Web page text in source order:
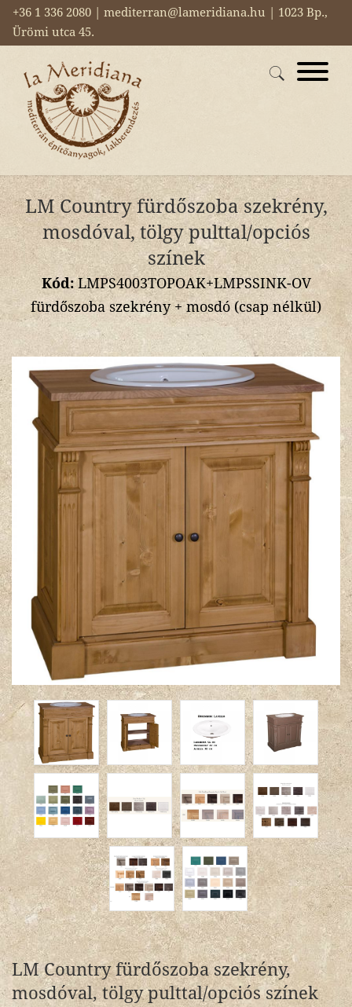
+36 1 336 2080 | mediterran@lameridiana.hu | 1023 Bp.,
Ürömi utca 45.
LM Country fürdőszoba szekrény,
mosdóval, tölgy pulttal/opciós
színek
Kód:LMPS4003TOPOAK+LMPSSINK-OV
fürdőszoba szekrény + mosdó (csap nélkül)
LM Country fürdőszoba szekrény,
mosdóval, tölgy pulttal/opciós színek